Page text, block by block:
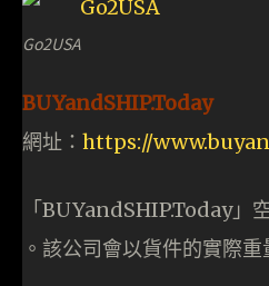
Go2USA
BUYandSHIP.Today
網址： https://
「BUYandSHIP.Today」
。該公司會以貨件的實際重